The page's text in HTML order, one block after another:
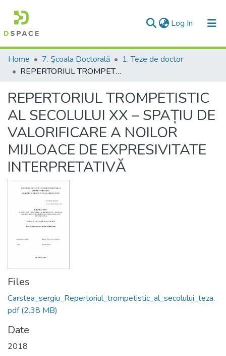
Log In (current)
Communities & Collections
All of DSpace
Statistics
Home 7. Şcoala Doctorală
1. Teze de doctor
REPERTORIUL TROMPETISTIC AL SECOLULUI XX – SPAȚIU DE VALORIFICARE A NOILOR MIJLOACE DE EXPRESIVITATE INTERPRETATIVĂ
REPERTORIUL TROMPETISTIC
AL SECOLULUI XX – SPAȚIU DE
VALORIFICARE A NOILOR
MIJLOACE DE EXPRESIVITATE
INTERPRETATIVĂ
Files
Carstea_sergiu_Repertoriul_trompetistic_al_secolului_teza.
pdf(2.38 MB)
Date
2018